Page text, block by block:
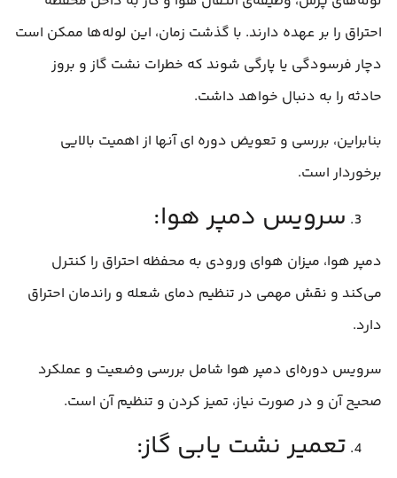
احتراق را بر عهده دارند. با گذشت زمان، این لوله‌ها ممکن است
دچار فرسودگی یا پارگی شوند که خطرات نشت گاز و بروز
حادثه را به دنبال خواهد داشت.
بنابراین، بررسی و تعویض دوره ای آنها از اهمیت بالایی
برخوردار است.
سرویس دمپر هوا:
دمپر هوا، میزان هوای ورودی به محفظه احتراق را کنترل
می‌کند و نقش مهمی در تنظیم دمای شعله و راندمان احتراق
دارد.
سرویس دوره‌ای دمپر هوا شامل بررسی وضعیت و عملکرد
صحیح آن و در صورت نیاز، تمیز کردن و تنظیم آن است.
تعمیر نشت یابی گاز: